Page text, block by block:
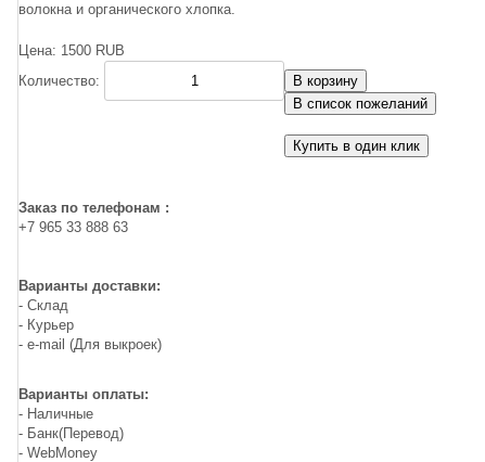
волокна и органического хлопка.
Цена: 1500 RUB
Количество:
Купить в один клик
Заказ по телефонам :
+7 965 33 888 63
Варианты доставки:
- Склад
- Курьер
- e-mail (Для выкроек)
Варианты оплаты:
- Наличные
- Банк(Перевод)
- WebMoney